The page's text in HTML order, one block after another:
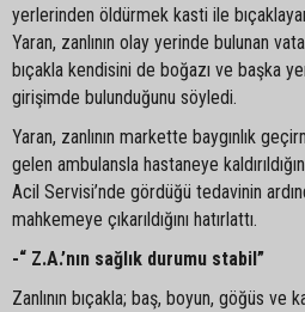
yerlerinden öldürmek kasti ile
Yaran, zanlının olay yerinde bulunan
bıçakla kendisini de boğazı ve başka
girişimde bulunduğunu söyledi.
Yaran, zanlının markette baygınlık
gelen ambulansla hastaneye
Acil Servisi’nde gördüğü tedavinin
mahkemeye çıkarıldığını hatırlattı.
-“ Z.A.’nın sağlık durumu stabil”
Zanlının bıçakla; baş, boyun, göğüs ve